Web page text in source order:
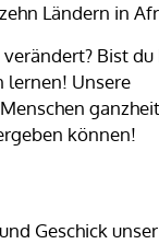
Ländern in
Bist
lernen! Unsere
können!
Geschick